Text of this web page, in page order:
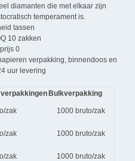
diamanten die met elkaar zijn
temperament is.
tassen
10 zakken
0
verpakking, binnendoos en
uur levering
verpakkingen Bulkverpakking
zak 1000 bruto/zak
zak 1000 bruto/zak
zak 1000 bruto/zak